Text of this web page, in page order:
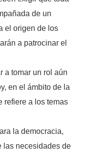
de un
el origen de los
a patrocinar el
a tomar un rol aún
en el ámbito de la
refiere a los temas
la democracia,
las necesidades de